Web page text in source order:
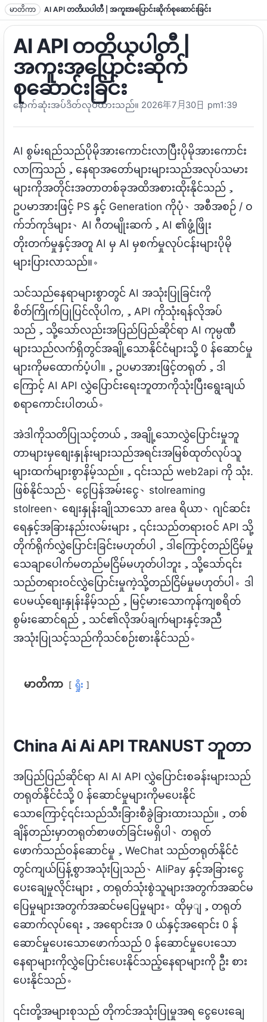
စာသားသို့ ခုန်ပါ။
မာတိကာ AI API တတိယပါတီ | အကူးအပြောင်းဆိုက်စုဆောင်းခြင်း
AI API တတိယပါတီ |
အကူးအပြောင်းဆိုက်
စုဆောင်းခြင်း
နောက်ဆုံးအပ်ဒိတ်လုပ်ထားသည်။ 2026年7月30日 pm1:39
AI စွမ်းရည်သည်ပိုမိုအားကောင်းလာပြီးပိုမိုအားကောင်း
လာကြသည်，နေရာအတော်များများသည်အလုပ်သမား
များကိုအတိုင်းအတာတစ်ခုအထိအစားထိုးနိုင်သည်，
ဥပမာအားဖြင့် PS နှင့် Generation ကိုပုံ、အစီအစဉ် / ဝ
က်ဘ်ကုဒ်များ、AI ဂီတမျိုးဆက်，AI ၏ဖွံ့ဖြိုး
တိုးတက်မှုနှင့်အတူ AI မှ AI မှစက်မှုလုပ်ငန်းများပိုမို
များပြားလာသည်။。
သင်သည်နေရာများစွာတွင် AI အသုံးပြုခြင်းကို
စိတ်ကြိုက်ပြုပြင်လိုပါက,，API ကိုသုံးရန်လိုအပ်
သည်，သို့သော်လည်းအပြည်ပြည်ဆိုင်ရာ AI ကုမ္ပဏီ
များသည်လက်ရှိတွင်အချို့သောနိုင်ငံများသို့ 0 န်ဆောင်မှု
များကိုမထောက်ပံ့ပါ။，ဥပမာအားဖြင့်တရုတ်，ဒါ
ကြောင့် AI API လွှဲပြောင်းရေးဘူတာကိုသုံးပြီးရွေးချယ်
စရာကောင်းပါတယ်。
အဲဒါကိုသတိပြုသင့်တယ်，အချို့သောလွှဲပြောင်းမှုဘူ
တာများမှစျေးနှုန်းများသည်အရင်းအမြစ်ထုတ်လုပ်သူ
များထက်များစွာနိမ့်သည်။，၎င်းသည် web2api ကို သုံး.
ဖြစ်နိုင်သည်、ငွေပြန်အမ်းငွေ、stolreaming
stolreen、စျေးနှုန်းချိုသာသော area ရိယာ、ဂျင်ဆင်း
ရေနှင့်အခြားနည်းလမ်းများ，၎င်းသည်တရားဝင် API သို့
တိုက်ရိုက်လွှဲပြောင်းခြင်းမဟုတ်ပါ，ဒါကြောင့်တည်ငြိမ်မှု
သေချာပေါက်မတည်မငြိမ်မဟုတ်ပါဘူး，သို့သော်၎င်း
သည်တရားဝင်လွှဲပြောင်းမှုကဲ့သို့တည်ငြိမ်မှုမဟုတ်ပါ。ဒါ
ပေမယ့်စျေးနှုန်းနိမ့်သည်，မြင့်မားသောကုန်ကျစရိတ်
စွမ်းဆောင်ရည်，သင်၏လိုအပ်ချက်များနှင့်အညီ
အသုံးပြုသင့်သည်ကိုသင်စဉ်းစားနိုင်သည်。
မာတိကာ ရှိုး
China Ai Ai API TRANUST ဘူတာ
အပြည်ပြည်ဆိုင်ရာ AI AI API လွှဲပြောင်းစခန်းများသည်
တရုတ်နိုင်ငံသို့ 0 န်ဆောင်မှုများကိုမပေးနိုင်
သောကြောင့်၎င်းသည်သီးခြားစီခွဲခြားထားသည်။，တစ်
ချိန်တည်းမှာတရုတ်စာဖတ်ခြင်းမရှိပါ、တရုတ်
ဖောက်သည်ဝန်ဆောင်မှု，WeChat သည်တရုတ်နိုင်ငံ
တွင်ကျယ်ပြန့်စွာအသုံးပြုသည်、AliPay နှင့်အခြားငွေ
ပေးချေမှုလိုင်းများ，တရုတ်သုံးစွဲသူများအတွက်အဆင်မ
ပြေမှုများအတွက်အဆင်မပြေမှုများ。ထိုမှျ，တရုတ်
ဆောက်လုပ်ရေး，အရောင်းအ 0 ယ်နှင့်အရောင်း 0 န်
ဆောင်မှုပေးသောဖောက်သည် 0 န်ဆောင်မှုပေးသော
နေရာများကိုလွှဲပြောင်းပေးနိုင်သည့်နေရာများကို ဦး စား
ပေးနိုင်သည်。
၎င်းတို့အများစုသည် တိုကင်အသုံးပြုမှုအရ ငွေပေးချေ